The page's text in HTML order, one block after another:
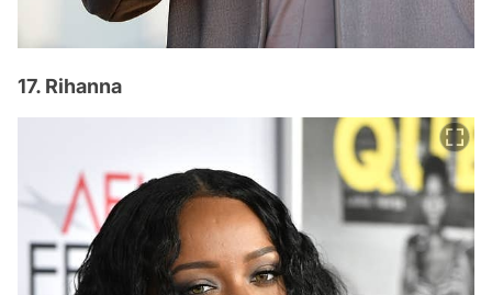
17. Rihanna